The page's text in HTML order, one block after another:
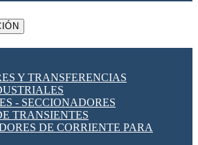
Y TRANSFERENCIAS
- SECCIONADORES
TRANSIENTES
DE CORRIENTE PARA